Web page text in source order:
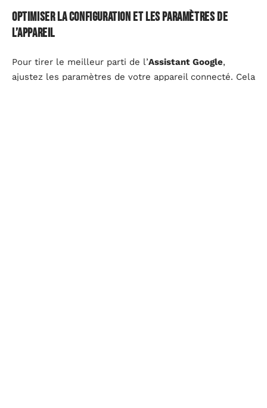
Optimiser la configuration et les paramètres de
l’appareil
Pour tirer le meilleur parti de l’Assistant Google,
ajustez les paramètres de votre appareil connecté. Cela